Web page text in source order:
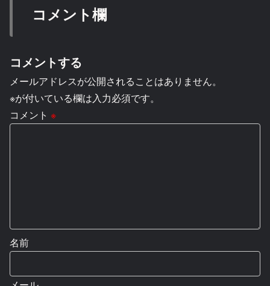
コメント欄
コメントする
メールアドレスが公開されることはありません。
※が付いている欄は入力必須です。
コメント ※
名前